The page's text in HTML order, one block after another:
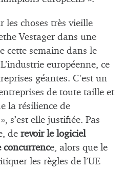
les choses très vieille
Vestager dans une
cette semaine dans le
européenne, ce
géantes. C’est un
de toute taille et
la résilience de
s’est elle justifiée. Pas
de revoir le logiciel
concurrence, alors que le
les règles de l’UE